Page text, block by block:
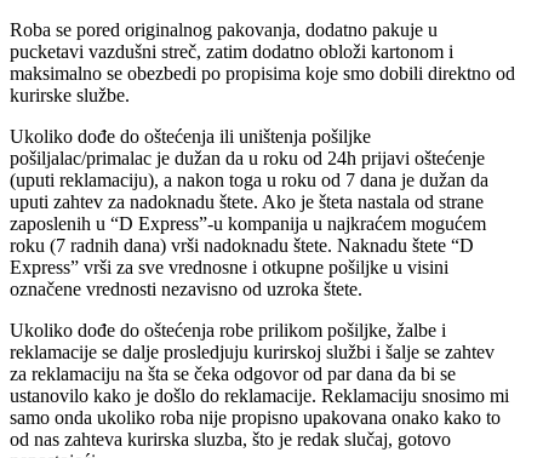
Roba se pored originalnog pakovanja, dodatno pakuje u
pucketavi vazdušni streč, zatim dodatno obloži kartonom i
maksimalno se obezbedi po propisima koje smo dobili direktno od
kurirske službe.
Ukoliko dođe do oštećenja ili uništenja pošiljke
pošiljalac/primalac je dužan da u roku od 24h prijavi oštećenje
(uputi reklamaciju), a nakon toga u roku od 7 dana je dužan da
uputi zahtev za nadoknadu štete. Ako je šteta nastala od strane
zaposlenih u “D Express”-u kompanija u najkraćem mogućem
roku (7 radnih dana) vrši nadoknadu štete. Naknadu štete “D
Express” vrši za sve vrednosne i otkupne pošiljke u visini
označene vrednosti nezavisno od uzroka štete.
Ukoliko dođe do oštećenja robe prilikom pošiljke, žalbe i
reklamacije se dalje prosledjuju kurirskoj službi i šalje se zahtev
za reklamaciju na šta se čeka odgovor od par dana da bi se
ustanovilo kako je došlo do reklamacije. Reklamaciju snosimo mi
samo onda ukoliko roba nije propisno upakovana onako kako to
od nas zahteva kurirska sluzba, što je redak slučaj, gotovo